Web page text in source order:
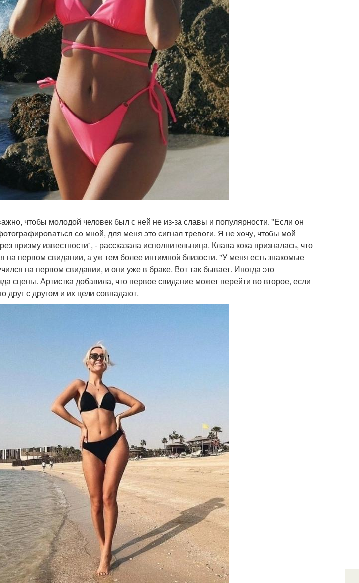
чтобы молодой человек был с ней не из-за славы и популярности. "Если он
со мной, для меня это сигнал тревоги. Я не хочу, чтобы мой
призму известности", - рассказала исполнительница. Клава кока призналась, что
на первом свидании, а уж тем более интимной близости. "У меня есть знакомые
на первом свидании, и они уже в браке. Вот так бывает. Иногда это
сцены. Артистка добавила, что первое свидание может перейти во второе, если
друг с другом и их цели совпадают.